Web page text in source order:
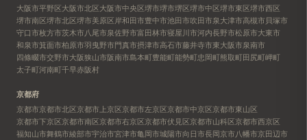
大阪市平野区大阪市北区大阪市中央区堺市堺市堺区堺市中区堺市東区堺市西区
堺市南区堺市北区堺市美原区岸和田市豊中市池田市吹田市泉大津市高槻市 貝塚市
守口市枚方市茨木市八尾市泉佐野市富田林市寝屋川市河内長野市松原市大東市
和泉市箕面市柏原市羽曳野市門真市摂津市高石市藤井寺市東大阪市泉南市
四條畷市交野市大阪狭山市阪南市島本町豊能町能勢町忠岡町熊取町田尻町岬町
太子町河南町千早赤阪村
京都府
京都市京都市北区京都市上京区京都市左京区京都市中京区京都市東山区
京都市下京区京都市南区京都市右京区京都市伏見区京都市山科区京都市西京区
福知山市舞鶴市綾部市宇治市宮津市亀岡市城陽市向日市長岡京市八幡市京田辺市